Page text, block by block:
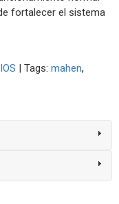
fortalecer el sistema
| Tags: mahen